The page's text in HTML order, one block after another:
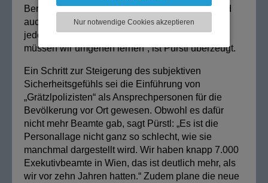
Wahl der zweiten Möglichkeit ggf. nicht alle
Inhalte angezeigt werden können.
Nur notwendige Cookies akzeptieren
Berichterstattung mancher Boulevardmedien und
auch damit, dass soziale Medien ein Podium für
jede Art von Meinungsäußerung böten. „Damit
müssen wir umgehen lernen“, ist Pürstl überzeugt.
Ein Schritt zur Steigerung des subjektiven
Sicherheitsgefühls sei die Einführung von
„Grätzlpolizisten“ als Ansprechpersonen für die
Bevölkerung vor Ort gewesen. Obwohl es dafür
nicht mehr Beamte gab, sagt Pürstl: „Es ist die
Personallage nicht ganz so schlecht, wie sie
manchmal dargestellt wird. Wir haben knapp 7.000
Exekutivbeamte in Wien, das ist deutlich mehr, als
wir vor zehn Jahren hatten.“ Zudem plane die neue